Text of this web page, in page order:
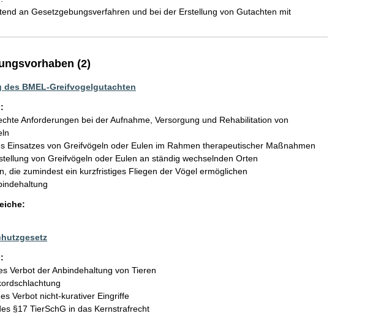
an Gesetzgebungsverfahren und bei der Erstellung von Gutachten mit
(2)
des BMEL-Greifvogelgutachten
Anforderungen bei der Aufnahme, Versorgung und Rehabilitation von
Einsatzes von Greifvögeln oder Eulen im Rahmen therapeutischer Maßnahmen
von Greifvögeln oder Eulen an ständig wechselnden Orten
die zumindest ein kurzfristiges Fliegen der Vögel ermöglichen
Verbot der Anbindehaltung von Tieren
Verbot nicht-kurativer Eingriffe
§17 TierSchG in das Kernstrafrecht